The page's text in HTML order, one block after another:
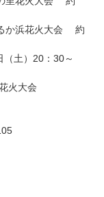
か浜花火大会 約
（土）20：30～
火大会